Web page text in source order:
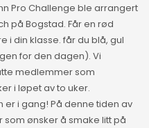
Pro Challenge ble arrangert
på Bogstad. Får en rød
i din klasse. får du blå, gul
for den dagen). Vi
medlemmer som
i løpet av to uker.
er i gang! På denne tiden av
ønsker å smake litt på